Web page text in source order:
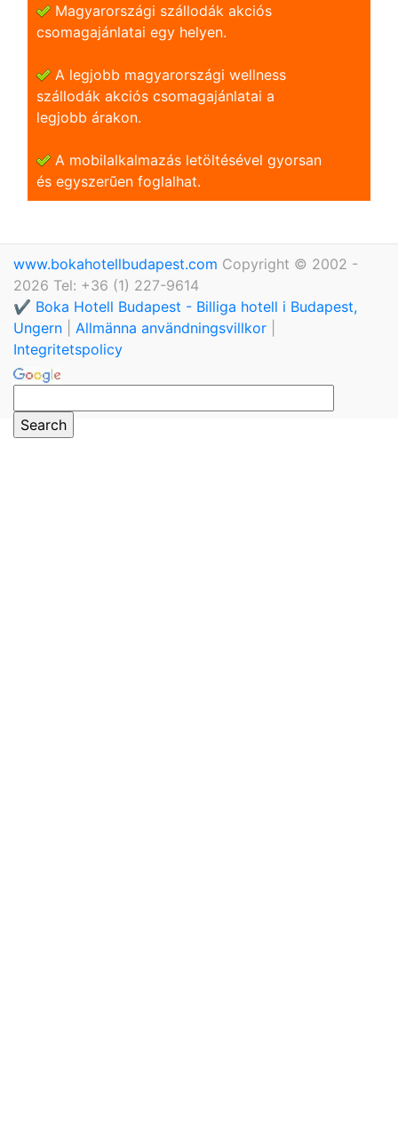
Magyarországi szállodák akciós
csomagajánlatai egy helyen.
A legjobb magyarországi wellness
szállodák akciós csomagajánlatai a
legjobb árakon.
A mobilalkalmazás letöltésével gyorsan
és egyszerũen foglalhat.
www.bokahotellbudapest.com Copyright © 2002 -
2026 Tel: +36 (1) 227-9614
✔️ Boka Hotell Budapest - Billiga hotell i Budapest,
Ungern
Allmänna användningsvillkor
Integritetspolicy